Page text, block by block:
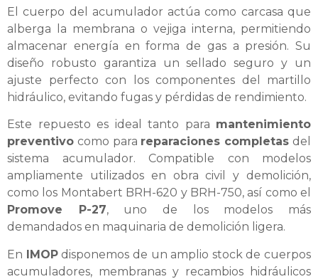
El cuerpo del acumulador actúa como carcasa que
alberga la membrana o vejiga interna, permitiendo
almacenar energía en forma de gas a presión. Su
diseño robusto garantiza un sellado seguro y un
ajuste perfecto con los componentes del martillo
hidráulico, evitando fugas y pérdidas de rendimiento.
Este repuesto es ideal tanto para mantenimiento
preventivo como para reparaciones completas del
sistema acumulador. Compatible con modelos
ampliamente utilizados en obra civil y demolición,
como los Montabert BRH-620 y BRH-750, así como el
Promove P-27, uno de los modelos más
demandados en maquinaria de demolición ligera.
En IMOPdisponemos de un amplio stock de cuerpos
acumuladores, membranas y recambios hidráulicos